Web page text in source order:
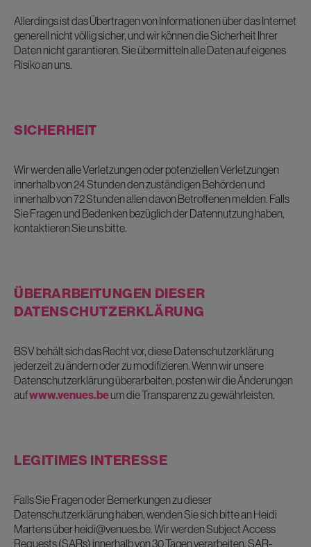
Allerdings ist das Übertragen von Informationen über das Internet
generell nicht völlig sicher, und wir können die Sicherheit Ihrer
Daten nicht garantieren. Sie übermitteln alle Daten auf eigenes
Risiko an uns.
SICHERHEIT
Wir werden alle Verletzungen oder potenziellen Verletzungen
innerhalb von 24 Stunden den zuständigen Behörden und
innerhalb von 72 Stunden allen davon Betroffenen melden. Falls
Sie Fragen und Bedenken bezüglich der Datennutzung haben,
kontaktieren Sie uns bitte.
ÜBERARBEITUNGEN DIESER
DATENSCHUTZERKLÄRUNG
BSV behält sich das Recht vor, diese Datenschutzerklärung
jederzeit zu ändern oder zu modifizieren. Wenn wir unsere
Datenschutzerklärung überarbeiten, posten wir die Änderungen
aufwww.venues.beum die Transparenz zu gewährleisten.
LEGITIMES INTERESSE
Falls Sie Fragen oder Bemerkungen zu dieser
Datenschutzerklärung haben, wenden Sie sich bitte an Heidi
Martens überheidi@venues.be. Wir werden Subject Access
Requests (SARs) innerhalb von 30 Tagen verarbeiten. SAR-